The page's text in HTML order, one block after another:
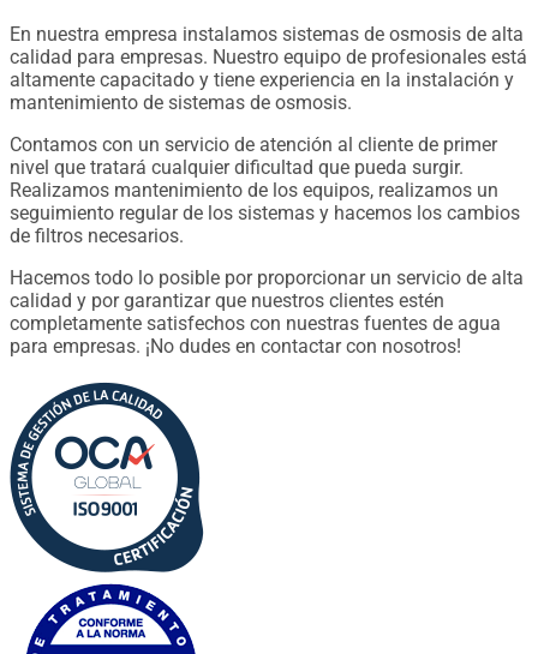
En nuestra empresa instalamos sistemas de osmosis de alta
calidad para empresas. Nuestro equipo de profesionales está
altamente capacitado y tiene experiencia en la instalación y
mantenimiento de sistemas de osmosis.
Contamos con un servicio de atención al cliente de primer
nivel que tratará cualquier dificultad que pueda surgir.
Realizamos mantenimiento de los equipos, realizamos un
seguimiento regular de los sistemas y hacemos los cambios
de filtros necesarios.
Hacemos todo lo posible por proporcionar un servicio de alta
calidad y por garantizar que nuestros clientes estén
completamente satisfechos con nuestras fuentes de agua
para empresas. ¡No dudes en contactar con nosotros!